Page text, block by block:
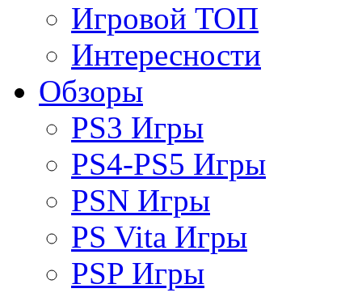
Игровой ТОП
Интересности
Обзоры
PS3 Игры
PS4-PS5 Игры
PSN Игры
PS Vita Игры
PSP Игры